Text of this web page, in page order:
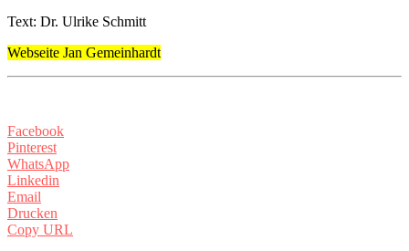
Text: Dr. Ulrike Schmitt
Webseite Jan Gemeinhardt
Facebook
Pinterest
WhatsApp
Linkedin
Email
Drucken
Copy URL